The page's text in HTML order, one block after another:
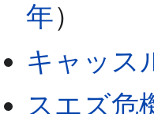
年）
キャッス
スエズ危